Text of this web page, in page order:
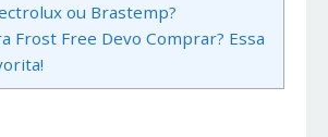
ou Brastemp?
Frost Free Devo Comprar? Essa